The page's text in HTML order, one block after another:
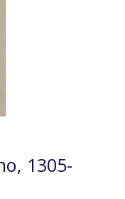
1305-